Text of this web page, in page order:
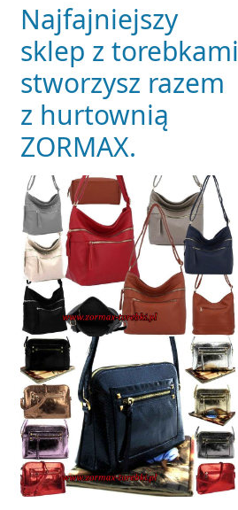
Najfajniejszy
sklep z torebkami
stworzysz razem
z hurtownią
ZORMAX.